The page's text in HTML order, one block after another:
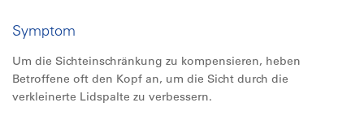
Symptom
Um die Sichteinschränkung zu kompensieren, heben
Betroffene oft den Kopf an, um die Sicht durch die
verkleinerte Lidspalte zu verbessern.